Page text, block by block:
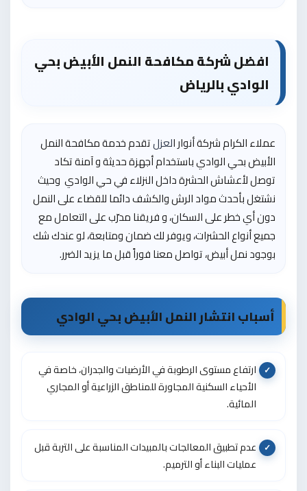
افضل شركة مكافحة النمل الأبيض بحي
الوادي بالرياض
عملاء الكرامشركة أنوار العزلتقدم خدمة مكافحة النمل
الأبيض بحي الوادي باستخدام أجهزة حديثة و آمنة تكاد
توصل لأعشاش الحشرة داخل النزلاء في حي الوادي وحيث
نشتغل بأحدث مواد الرش والكشف دائما للقضاء على النمل
دون أي خطر على السكان، و فريقنا مدرّب على التعامل مع
جميع أنواع الحشرات، ويوفر لك ضمان ومتابعة، لو عندك شك
بوجود نمل أبيض، تواصل معنا فوراً قبل ما يزيد الضرر.
أسباب انتشار النمل الأبيض بحي الوادي
ارتفاع مستوى الرطوبة في الأرضيات والجدران، خاصة في
الأحياء السكنية المجاورة للمناطق الزراعية أو المجاري
المائية.
عدم تطبيق المعالجات بالمبيدات المناسبة على التربة قبل
عمليات البناء أو الترميم.